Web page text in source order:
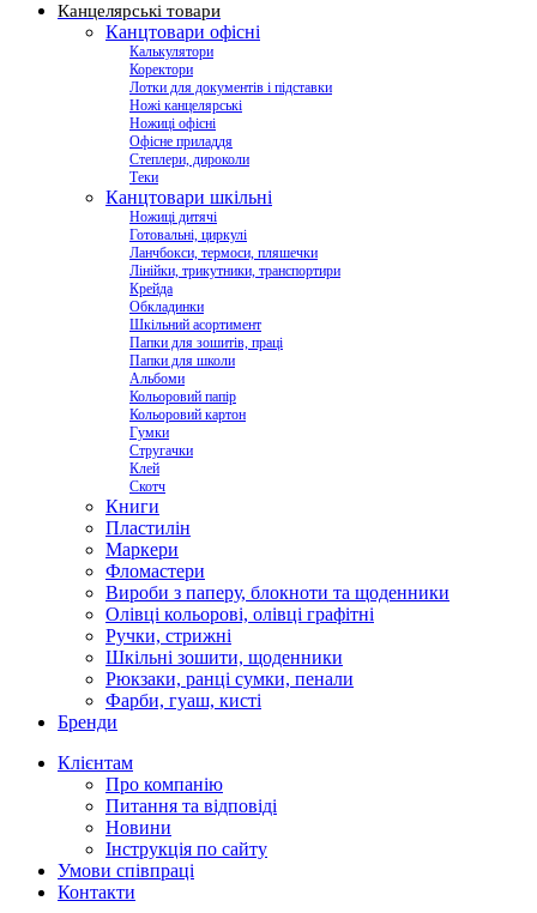
Канцелярські товари
Канцтовари офісні
Калькулятори
Коректори
Лотки для документів і підставки
Ножі канцелярські
Ножиці офісні
Офісне приладдя
Степлери, дироколи
Теки
Канцтовари шкільні
Ножиці дитячі
Готовальні, циркулі
Ланчбокси, термоси, пляшечки
Лінійки, трикутники, транспортири
Крейда
Обкладинки
Шкільний асортимент
Папки для зошитів, праці
Папки для школи
Альбоми
Кольоровий папір
Кольоровий картон
Гумки
Стругачки
Клей
Скотч
Книги
Пластилін
Маркери
Фломастери
Вироби з паперу, блокноти та щоденники
Олівці кольорові, олівці графітні
Ручки, стрижні
Шкільні зошити, щоденники
Рюкзаки, ранці сумки, пенали
Фарби, гуаш, кисті
Бренди
Клієнтам
Про компанію
Питання та відповіді
Новини
Інструкція по сайту
Умови співпраці
Контакти